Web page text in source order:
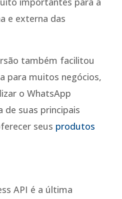
e externa das
também facilitou
para muitos negócios,
o WhatsApp
de suas principais
seus produtos
API é a última